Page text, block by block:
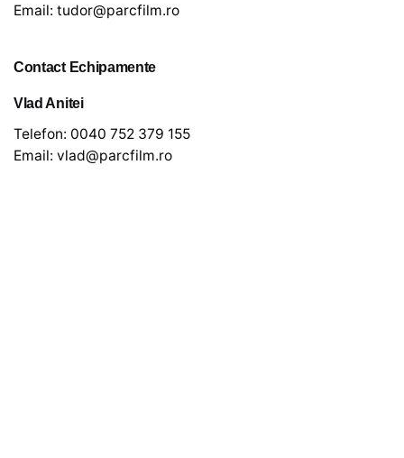
Email: tudor@parcfilm.ro
Contact Echipamente
Vlad Anitei
Telefon: 0040 752 379 155
Email: vlad@parcfilm.ro